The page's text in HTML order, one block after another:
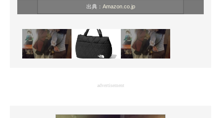
ちょっと気になるネットの話題
出典： Amazon.co.jp
advertisement